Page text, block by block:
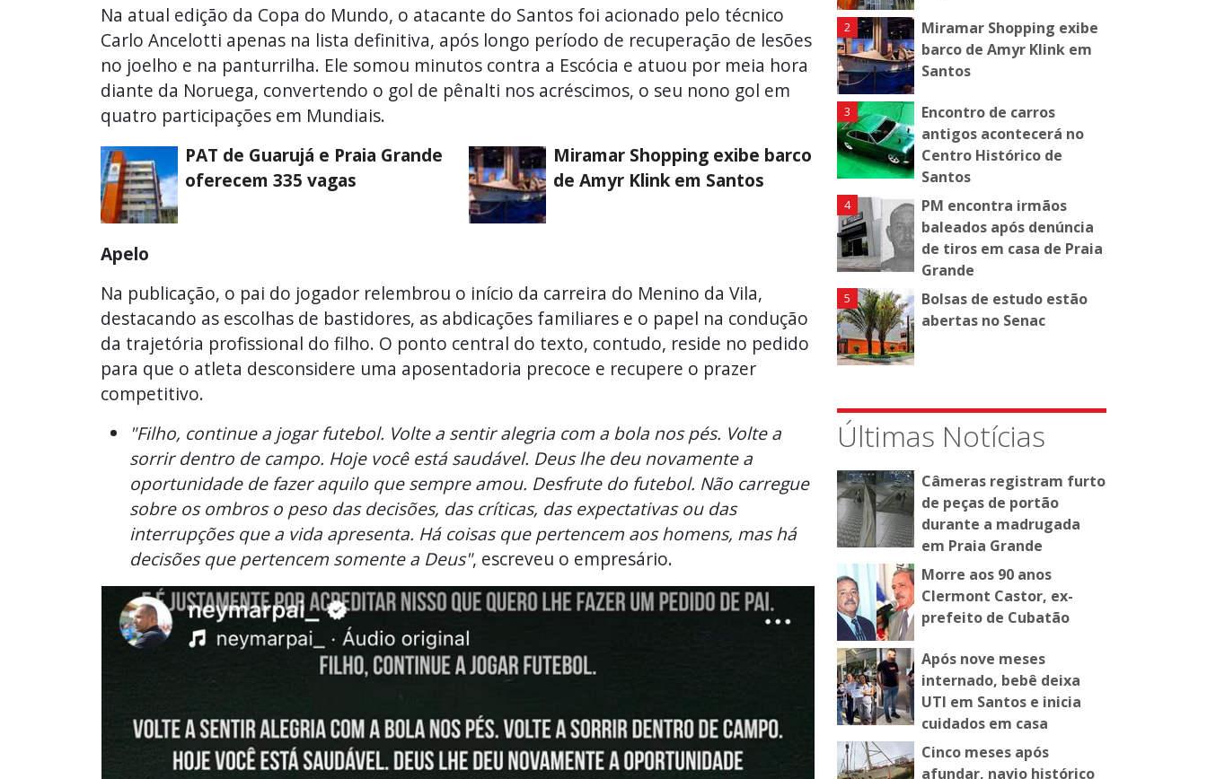
Na atual edição da Copa do Mundo, o atacante do Santos foi acionado pelo técnico
Carlo Ancelotti apenas na lista definitiva, após longo período de recuperação de lesões
no joelho e na panturrilha. Ele somou minutos contra a Escócia e atuou por meia hora
diante da Noruega, convertendo o gol de pênalti nos acréscimos, o seu nono gol em
quatro participações em Mundiais.
PAT de Guarujá e Praia Grande
oferecem 335 vagas
Miramar Shopping exibe barco
de Amyr Klink em Santos
Apelo
Na publicação, o pai do jogador relembrou o início da carreira do Menino da Vila,
destacando as escolhas de bastidores, as abdicações familiares e o papel na condução
da trajetória profissional do filho. O ponto central do texto, contudo, reside no pedido
para que o atleta desconsidere uma aposentadoria precoce e recupere o prazer
competitivo.
"Filho, continue a jogar futebol. Volte a sentir alegria com a bola nos pés. Volte a
sorrir dentro de campo. Hoje você está saudável. Deus lhe deu novamente a
oportunidade de fazer aquilo que sempre amou. Desfrute do futebol. Não carregue
sobre os ombros o peso das decisões, das críticas, das expectativas ou das
interrupções que a vida apresenta. Há coisas que pertencem aos homens, mas há
decisões que pertencem somente a Deus", escreveu o empresário.
Miramar Shopping exibe
barco de Amyr Klink em
Santos
Encontro de carros
antigos acontecerá no
Centro Histórico de
Santos
PM encontra irmãos
baleados após denúncia
de tiros em casa de Praia
Grande
Bolsas de estudo estão
abertas no Senac
Últimas Notícias
Câmeras registram furto
de peças de portão
durante a madrugada
em Praia Grande
Morre aos 90 anos
Clermont Castor, ex-
prefeito de Cubatão
Após nove meses
internado, bebê deixa
UTI em Santos e inicia
cuidados em casa
Cinco meses após
afundar, navio histórico